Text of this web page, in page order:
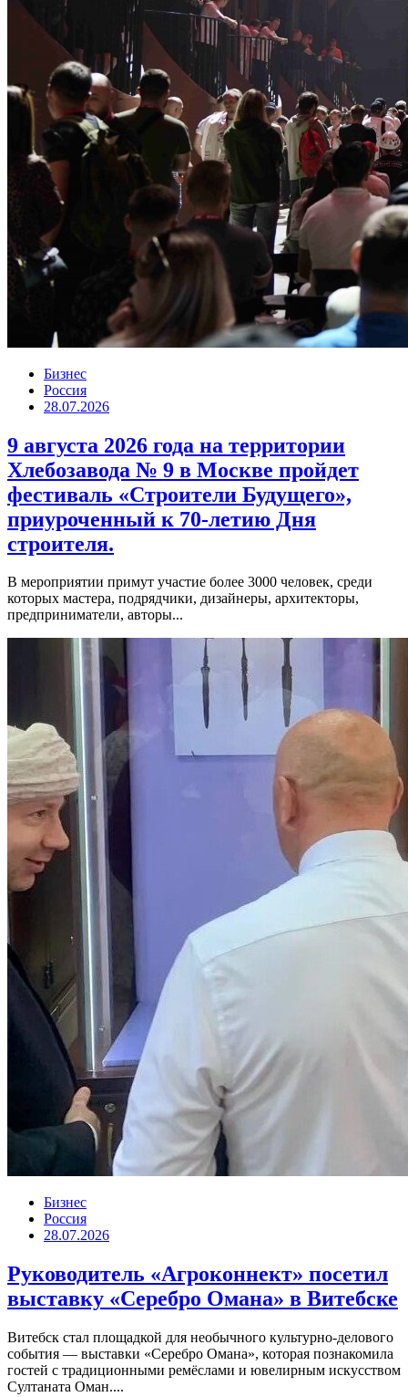
Бизнес
Россия
28.07.2026
9 августа 2026 года на территории
Хлебозавода № 9 в Москве пройдет
фестиваль «Строители Будущего»,
приуроченный к 70-летию Дня
строителя.
В мероприятии примут участие более 3000 человек, среди
которых мастера, подрядчики, дизайнеры, архитекторы,
предприниматели, авторы...
Бизнес
Россия
28.07.2026
Руководитель «Агроконнект» посетил
выставку «Серебро Омана» в Витебске
Витебск стал площадкой для необычного культурно-делового
события — выставки «Серебро Омана», которая познакомила
гостей с традиционными ремёслами и ювелирным искусством
Султаната Оман....